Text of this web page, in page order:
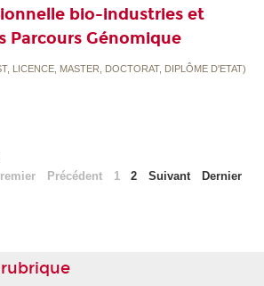
bio-industries et
Parcours Génomique
LICENCE, MASTER, DOCTORAT, DIPLÔME D'ETAT)
Précédent 1 2 Suivant Dernier